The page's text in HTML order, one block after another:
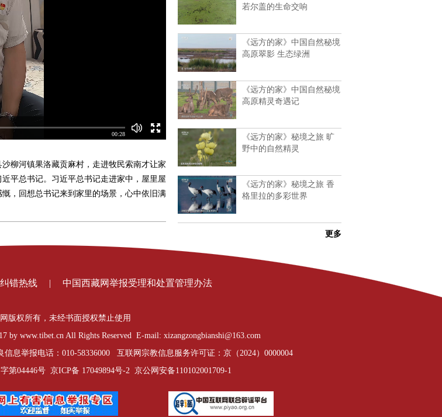
00:28
柳河镇果洛藏贡麻村，走进牧民索南才让家
平总书记。习近平总书记走进家中，屋里屋
，回想总书记来到家里的场景 ，心中依旧满
若尔盖的生命交响
《远方的家》中国自然秘境
高原翠影 生态绿洲
《远方的家》中国自然秘境
高原精灵奇遇记
《远方的家》秘境之旅 旷
野中的自然精灵
《远方的家》秘境之旅 香
格里拉的多彩世界
更多
纠错热线 | 中国西藏网举报受理和处置管理办法
版权所有，未经书面授权禁止使用
www.tibet.cn All Rights Reserved E-mail: xizangzongbianshi@163.com
息举报电话：010-58336000 互联网宗教信息服务许可证：京（2024）0000004
第04446号 京ICP备 17049894号-2京公网安备110102001709-1